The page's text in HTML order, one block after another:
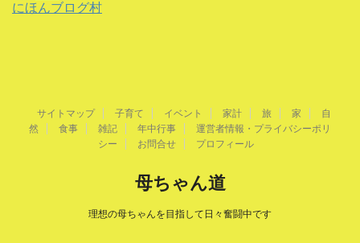
にほんブログ村
サイトマップ 子育て イベント 家計 旅 家
自
然
食事 雑記 年中行事
運営者情報・プライバシーポリ
シー
お問合せ プロフィール
母ちゃん道
理想の母ちゃんを目指して日々奮闘中です